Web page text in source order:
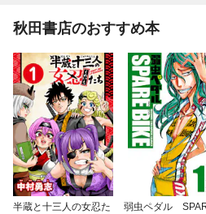
秋田書店のおすすめ本
半蔵と十三人の女忍た
弱虫ペダル